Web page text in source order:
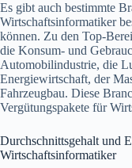
Es gibt auch bestimmte
Wirtschaftsinformatiker
können. Zu den Top-
die Konsum- und
Automobilindustrie, die
Energiewirtschaft, der
Fahrzeugbau. Diese
Vergütungspakete für
Durchschnittsgehalt und
Wirtschaftsinformatiker